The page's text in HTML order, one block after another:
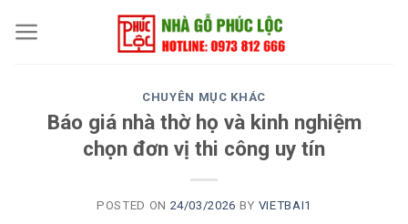
CHUYÊN MỤC KHÁC
Báo giá nhà thờ họ và kinh nghiệm
chọn đơn vị thi công uy tín
POSTED ON 24/03/2026 BY VIETBAI1